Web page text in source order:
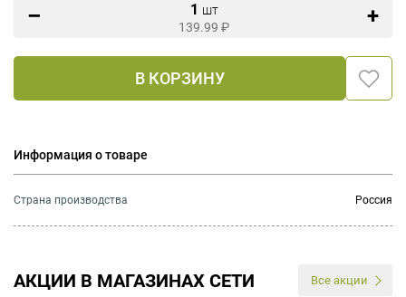
1 шт
139.99 ₽
В КОРЗИНУ
Информация о товаре
Страна производства Россия
АКЦИИ В МАГАЗИНАХ СЕТИ Все акции